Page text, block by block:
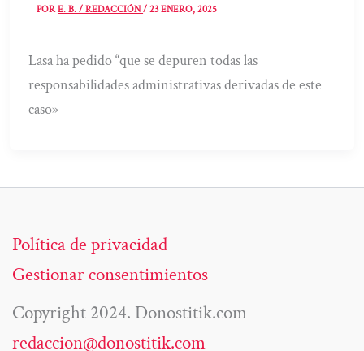
PORE. B. / REDACCIÓN/23 ENERO, 2025
Lasa ha pedido “que se depuren todas las
responsabilidades administrativas derivadas de este
caso»
Política de privacidad
Gestionar consentimientos
Copyright 2024. Donostitik.com
redaccion@donostitik.com